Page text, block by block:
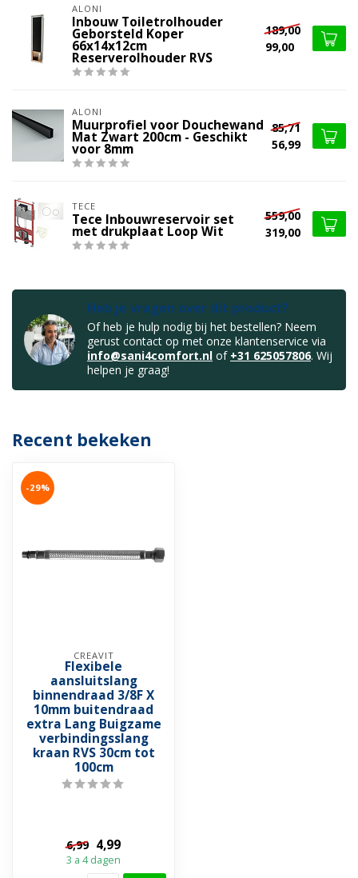
ALONI
Inbouw Toiletrolhouder
Geborsteld Koper
66x14x12cm
Reserverolhouder RVS
189,00
99,00
ALONI
Muurprofiel voor Douchewand
Mat Zwart 200cm - Geschikt
voor 8mm
85,71
56,99
TECE
Tece Inbouwreservoir set
met drukplaat Loop Wit
559,00
319,00
Heb je vragen over dit product?
Of heb je hulp nodig bij het bestellen? Neem
gerust contact op met onze klantenservice via
info@sani4comfort.nl of +31 625057806. Wij
helpen je graag!
Recent bekeken
-29%
CREAVIT
Flexibele
aansluitslang
binnendraad 3/8F X
10mm buitendraad
extra Lang Buigzame
verbindingsslang
kraan RVS 30cm tot
100cm
6,99 4,99
3 a 4 dagen